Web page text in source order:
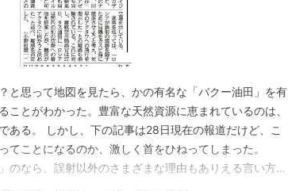
と思って地図を見たら、かの有名な「バクー油田」を有
ことがわかった。豊富な天然資源に恵まれているのは、
ある。 しかし、下の記事は28日現在の報道だけど、こ
てことになるのか、激しく首をひねってしまった。
のなら、誤射以外のさまざまな理由もありえる言い方